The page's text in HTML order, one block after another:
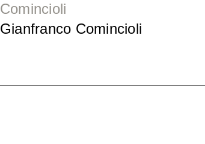
Comincioli
Gianfranco Comincioli